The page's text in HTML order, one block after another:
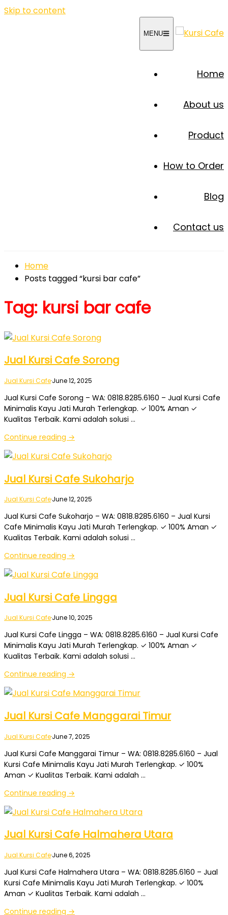
Skip to content
MENU
Home
About us
Product
How to Order
Blog
Contact us
Home
Posts tagged “kursi bar cafe”
Tag: kursi bar cafe
Jual Kursi Cafe Sorong
Jual Kursi Cafe·June 12, 2025
Jual Kursi Cafe Sorong – WA: 0818.8285.6160 – Jual Kursi Cafe
Minimalis Kayu Jati Murah Terlengkap. ✓ 100% Aman ✓
Kualitas Terbaik. Kami adalah solusi …
Continue reading →
Jual Kursi Cafe Sukoharjo
Jual Kursi Cafe·June 12, 2025
Jual Kursi Cafe Sukoharjo – WA: 0818.8285.6160 – Jual Kursi
Cafe Minimalis Kayu Jati Murah Terlengkap. ✓ 100% Aman ✓
Kualitas Terbaik. Kami adalah solusi …
Continue reading →
Jual Kursi Cafe Lingga
Jual Kursi Cafe·June 10, 2025
Jual Kursi Cafe Lingga – WA: 0818.8285.6160 – Jual Kursi Cafe
Minimalis Kayu Jati Murah Terlengkap. ✓ 100% Aman ✓
Kualitas Terbaik. Kami adalah solusi …
Continue reading →
Jual Kursi Cafe Manggarai Timur
Jual Kursi Cafe·June 7, 2025
Jual Kursi Cafe Manggarai Timur – WA: 0818.8285.6160 – Jual
Kursi Cafe Minimalis Kayu Jati Murah Terlengkap. ✓ 100%
Aman ✓ Kualitas Terbaik. Kami adalah …
Continue reading →
Jual Kursi Cafe Halmahera Utara
Jual Kursi Cafe·June 6, 2025
Jual Kursi Cafe Halmahera Utara – WA: 0818.8285.6160 – Jual
Kursi Cafe Minimalis Kayu Jati Murah Terlengkap. ✓ 100%
Aman ✓ Kualitas Terbaik. Kami adalah …
Continue reading →